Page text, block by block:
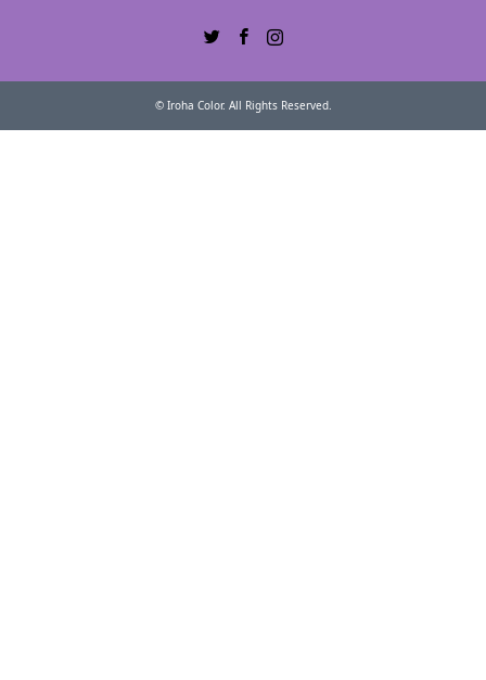
© Iroha Color. All Rights Reserved.